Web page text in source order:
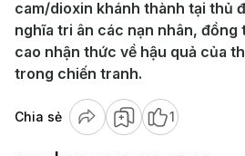
cam/dioxin khánh thành tại thủ
nghĩa tri ân các nạn nhân, đồng
cao nhận thức về hậu quả của
trong chiến tranh.
Chia sẻ 1